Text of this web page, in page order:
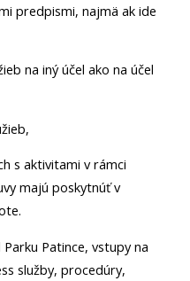
predpismi, najmä ak ide
na iný účel ako na účel
s aktivitami v rámci
majú poskytnúť v
Patince, vstupy na
služby, procedúry,